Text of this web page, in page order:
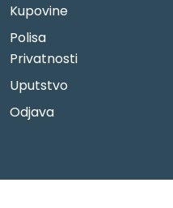
Kupovine
Polisa
Privatnosti
Uputstvo
Odjava